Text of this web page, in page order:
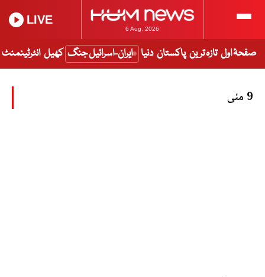
6 Aug, 2026
LIVE
صفحۂ اول تازہ ترین پاکستان دنیا ایران-اسرائیل جنگ کھیل انٹرٹینمنٹ
9 مئی